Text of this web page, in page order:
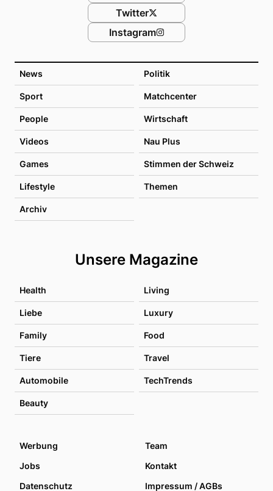
News Politik
Sport Matchcenter
People Wirtschaft
Videos Nau Plus
Games Stimmen der Schweiz
Lifestyle Themen
Archiv
Unsere Magazine
Health Living
Liebe Luxury
Family Food
Tiere Travel
Automobile TechTrends
Beauty
Twitter
Instagram
Werbung
Team
Jobs
Kontakt
Datenschutz
Impressum / AGBs